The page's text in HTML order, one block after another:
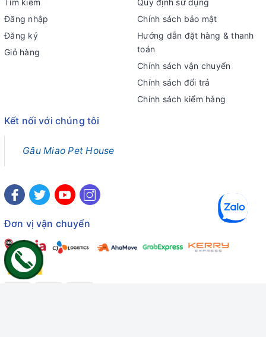
Tìm kiếm
Đăng nhập
Đăng ký
Giỏ hàng
Quy định sử dụng
Chính sách bảo mật
Hướng dẫn đặt hàng & thanh
toán
Chính sách vận chuyển
Chính sách đổi trả
Chính sách kiểm hàng
Kết nối với chúng tôi
Gâu Miao Pet House
Đơn vị vận chuyển